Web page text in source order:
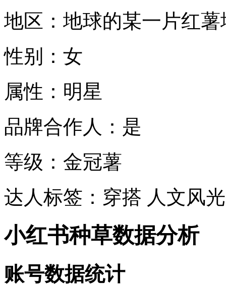
地区：地球的某一片红薯
性别：女
属性：明星
品牌合作人：是
等级：金冠薯
达人标签：穿搭 人文风
小红书种草数据分析
账号数据统计